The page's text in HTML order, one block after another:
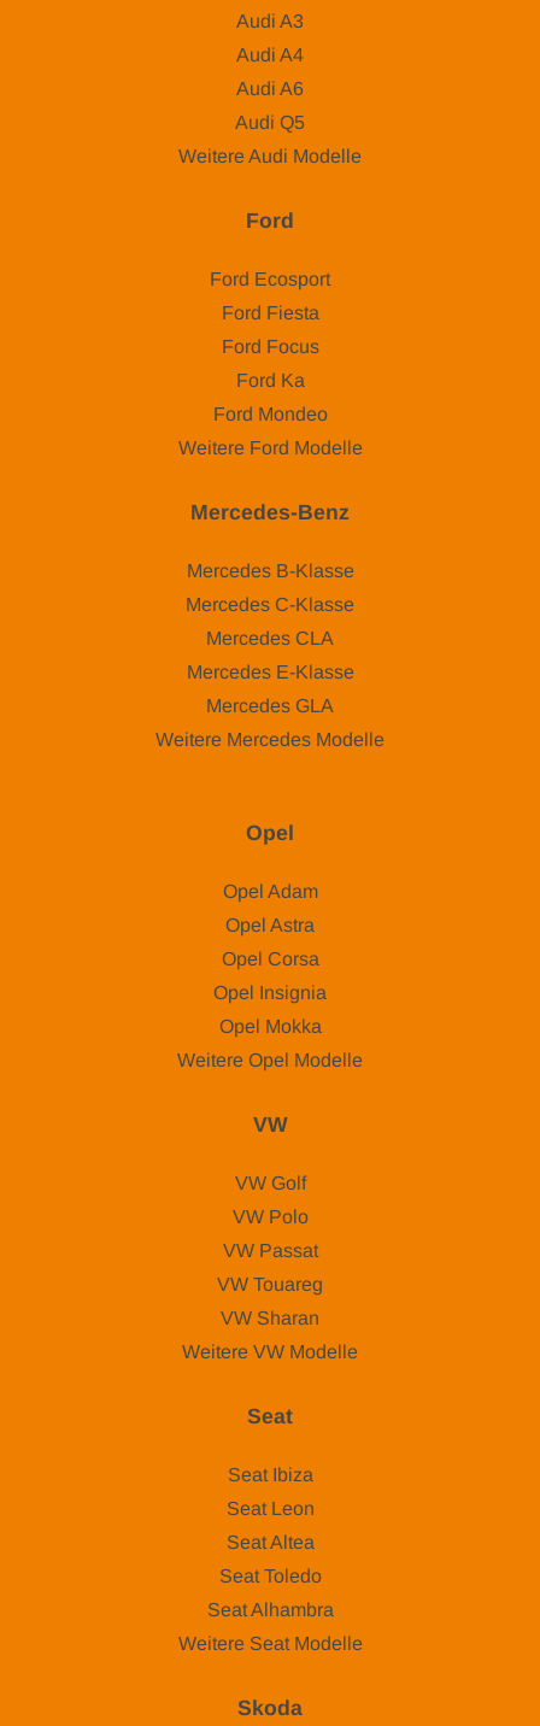
Audi A3
Audi A4
Audi A6
Audi Q5
Weitere Audi Modelle
Ford
Ford Ecosport
Ford Fiesta
Ford Focus
Ford Ka
Ford Mondeo
Weitere Ford Modelle
Mercedes-Benz
Mercedes B-Klasse
Mercedes C-Klasse
Mercedes CLA
Mercedes E-Klasse
Mercedes GLA
Weitere Mercedes Modelle
Opel
Opel Adam
Opel Astra
Opel Corsa
Opel Insignia
Opel Mokka
Weitere Opel Modelle
VW
VW Golf
VW Polo
VW Passat
VW Touareg
VW Sharan
Weitere VW Modelle
Seat
Seat Ibiza
Seat Leon
Seat Altea
Seat Toledo
Seat Alhambra
Weitere Seat Modelle
Skoda